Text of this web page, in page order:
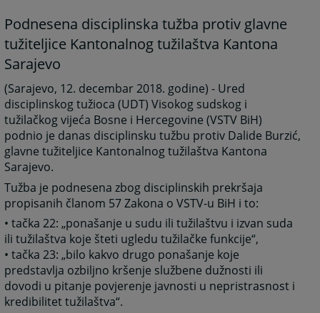
Podnesena disciplinska tužba protiv glavne
tužiteljice Kantonalnog tužilaštva Kantona
Sarajevo
(Sarajevo, 12. decembar 2018. godine) - Ured
disciplinskog tužioca (UDT) Visokog sudskog i
tužilačkog vijeća Bosne i Hercegovine (VSTV BiH)
podnio je danas disciplinsku tužbu protiv Dalide Burzić,
glavne tužiteljice Kantonalnog tužilaštva Kantona
Sarajevo.
Tužba je podnesena zbog disciplinskih prekršaja
propisanih članom 57 Zakona o VSTV-u BiH i to:
• tačka 22: „ponašanje u sudu ili tužilaštvu i izvan suda
ili tužilaštva koje šteti ugledu tužilačke funkcije“,
• tačka 23: „bilo kakvo drugo ponašanje koje
predstavlja ozbiljno kršenje službene dužnosti ili
dovodi u pitanje povjerenje javnosti u nepristrasnost i
kredibilitet tužilaštva“.